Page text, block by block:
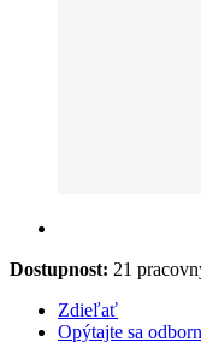
Dostupnost: 21
Zdieľať
Opýtajte sa